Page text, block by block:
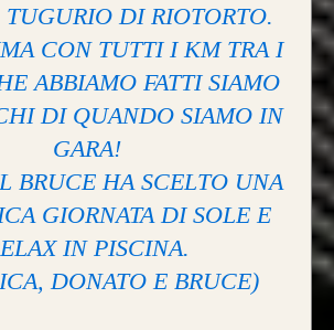
TUGURIO DI RIOTORTO.
CON TUTTI I KM TRA I
ABBIAMO FATTI SIAMO
DI QUANDO SIAMO IN
GARA!
BRUCE HA SCELTO UNA
GIORNATA DI SOLE E
IN PISCINA.
DONATO E BRUCE)